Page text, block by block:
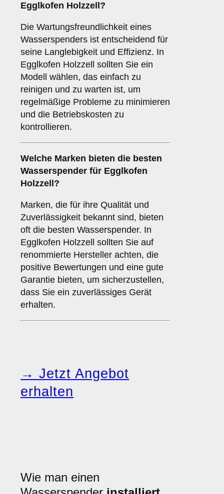
Egglkofen Holzzell?
Die Wartungsfreundlichkeit eines
Wasserspenders ist entscheidend für
seine Langlebigkeit und Effizienz. In
Egglkofen Holzzell sollten Sie ein
Modell wählen, das einfach zu
reinigen und zu warten ist, um
regelmäßige Probleme zu minimieren
und die Betriebskosten zu
kontrollieren.
Welche Marken bieten die besten
Wasserspender für Egglkofen
Holzzell?
Marken, die für ihre Qualität und
Zuverlässigkeit bekannt sind, bieten
oft die besten Wasserspender. In
Egglkofen Holzzell sollten Sie auf
renommierte Hersteller achten, die
positive Bewertungen und eine gute
Garantie bieten, um sicherzustellen,
dass Sie ein zuverlässiges Gerät
erhalten.
→ Jetzt Angebot
erhalten
Wie man einen